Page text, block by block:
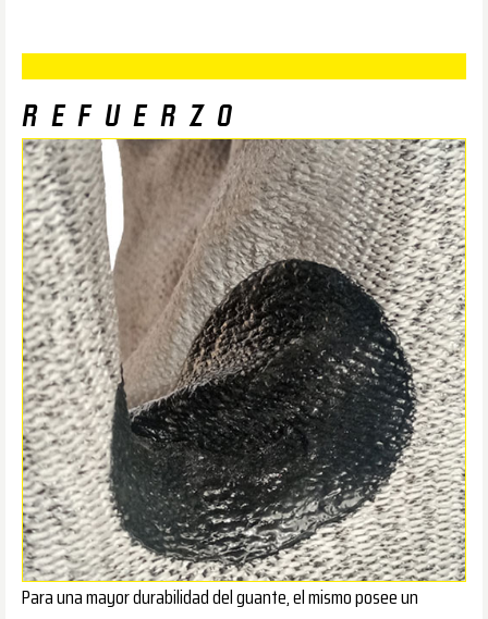
REFUERZO
Para una mayor durabilidad del guante, el mismo posee un